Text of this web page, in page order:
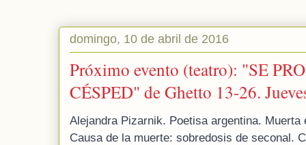
domingo, 10 de abril de 2016
Próximo evento (teatro): "SE
CÉSPED" de Ghetto 13-26.
Alejandra Pizarnik. Poetisa argentina. Muerta
Causa de la muerte: sobredosis de seconal.